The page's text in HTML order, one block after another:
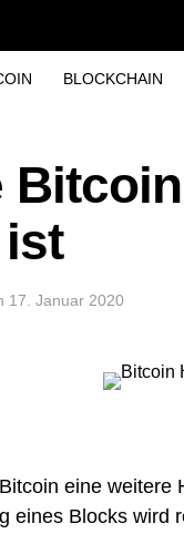
BLOCKCHAIN
17. Januar 2020
eine weitere
eines Blocks wird